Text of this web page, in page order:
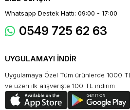
Whatsapp Destek Hattı: 09:00 - 17:00
0549 725 62 63
UYGULAMAYI İNDİR
Uygulamaya Özel Tüm ürünlerde 1000 TL
ve üzeri ilk alışverişte 100 TL indirim